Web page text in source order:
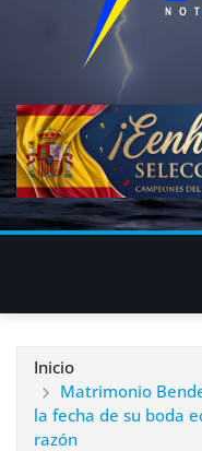
Inicio
Matrimonio
la fecha de su boda
razón